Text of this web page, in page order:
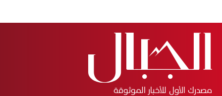
مصدرك الأول للأخبار الموثوقة